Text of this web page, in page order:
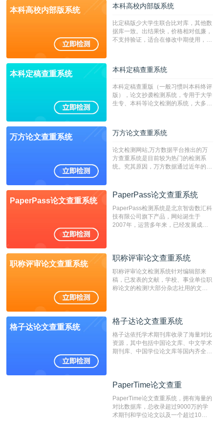
本科高校内部版系统 本科高校内部版系统
比定稿版少大学生联合比对库，其他数
据库一致。出结果快，价格相对低廉，
不支持验证，适合在修改中期使用，定
本科定稿查重系统 本科定稿查重系统
本科定稿查重版（一般习惯叫本科终评
版），论文抄袭检测系统，专用于大学
生专、本科等论文检测的系统，大多数
万方论文查重系统 万方论文查重系统
论文检测网站,万方数据平台推出的万
方查重系统是目前较为热门的检测系
统。究其原因，万方数据通过近年的发
检测系统，其真实性和权威性无可厚
非。其次，相对于知网而言，万方检测
费用少，上手容易，是学生初次论文查
重的推荐系统。
PaperPass论文查重系统
PaperPass论文查重系统
PaperPass检测系统是北京智齿数汇科
技有限公司旗下产品，网站诞生于
2007年，运营多年来，已经发展成为
检测速度快、精度高，市场反映良好。
职称评审论文查重系统
职称评审论文查重系统
职称评审论文检测系统针对编辑部来
稿，已发表的文献，学校、事业单位职
称论文的检测!大部分杂志社用的文献
编辑部检测来稿和已发表的文献,检测
测时注意填写第一作者,才能排除已发
表文献复制比。（限制字符数1万）
格子达论文查重系统
格子达论文查重系统
格子达依托学术期刊库收录了海量对比
资源，其中包括中国论文库、中文学术
期刊库、中国学位论文库等国内齐全的
系统，可检测中文、英文两种语言的论
PaperTime论文查重
PaperTime论文查重系统，拥有海量的
对比数据库，总收录超过9000万的学
术期刊和学位论文以及一个超过10亿